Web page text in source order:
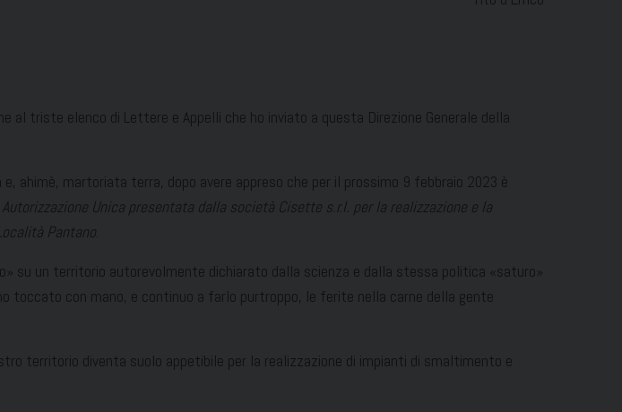
al triste elenco di Lettere e Appelli che ho inviato a questa Direzione Generale della
martoriata terra, dopo avere appreso che per il prossimo 9 febbraio 2023 è
Autorizzazione Unica presentata dalla società Cisette s.r.l. per la realizzazione e la
Pantano.
su un territorio autorevolmente dichiarato dalla scienza e dalla stessa politica «saturo»
toccato con mano, e continuo a farlo purtroppo, le ferite nella carne della gente
territorio diventa suolo appetibile per la realizzazione di impianti di smaltimento e